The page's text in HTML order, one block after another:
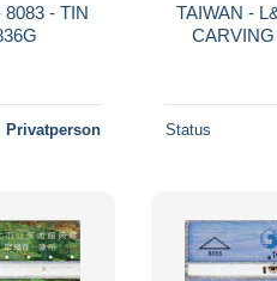
- TIN
Privatperson
TAIWAN -
Status